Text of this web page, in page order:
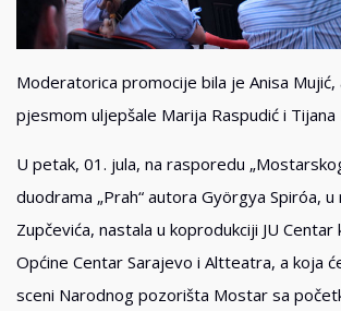
Moderatorica promocije bila je Anisa
pjesmom uljepšale Marija Raspudić i Tijana
U petak, 01. jula, na rasporedu
duodrama „Prah“ autora Györgya Spiróa,
Zupčevića, nastala u koprodukciji JU Centar
Općine Centar Sarajevo i Altteatra, a koja
sceni Narodnog pozorišta Mostar sa